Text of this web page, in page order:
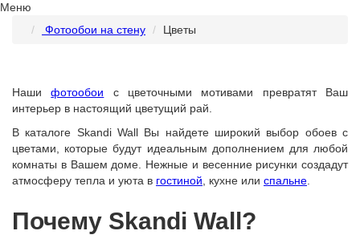
Меню
Фотообои на стену
Цветы
Нашифотообои с цветочными мотивами превратят Ваш
интерьер в настоящий цветущий рай.
В каталоге Skandi Wall Вы найдете широкий выбор обоев с
цветами, которые будут идеальным дополнением для любой
комнаты в Вашем доме. Нежные и весенние рисунки создадут
атмосферу тепла и уюта в гостиной , кухне или спальне
Почему Skandi Wall?